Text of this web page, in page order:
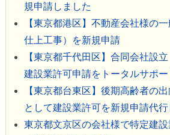
規申請しました
【東京都港区】不動産会社様の
仕上工事）を新規申請
【東京都千代田区】合同会社設
建設業許可申請をトータルサポー
【東京都台東区】後期高齢者の
として建設業許可を新規申請代行
東京都文京区の会社様で特定建設